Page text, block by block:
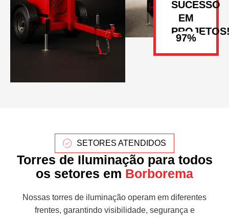
SUCESSO
EM
SETORES ATENDIDOS
Torres de Iluminação para todos
os setores em Borborema
Nossas torres de iluminação operam em diferentes
frentes, garantindo visibilidade, segurança e